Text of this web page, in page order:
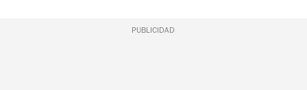
PUBLICIDAD